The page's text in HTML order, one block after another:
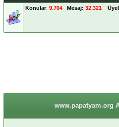
Konular: 9.704 Mesaj: 32.321
www.papatyam.org